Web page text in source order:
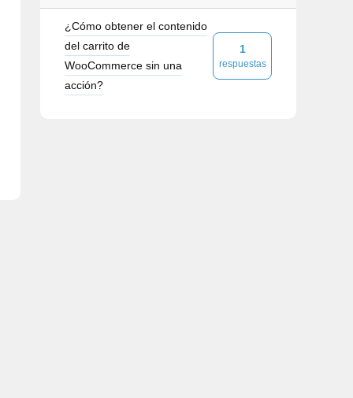
¿Cómo obtener el contenido
del carrito de
WooCommerce sin una
acción?
1
respuestas